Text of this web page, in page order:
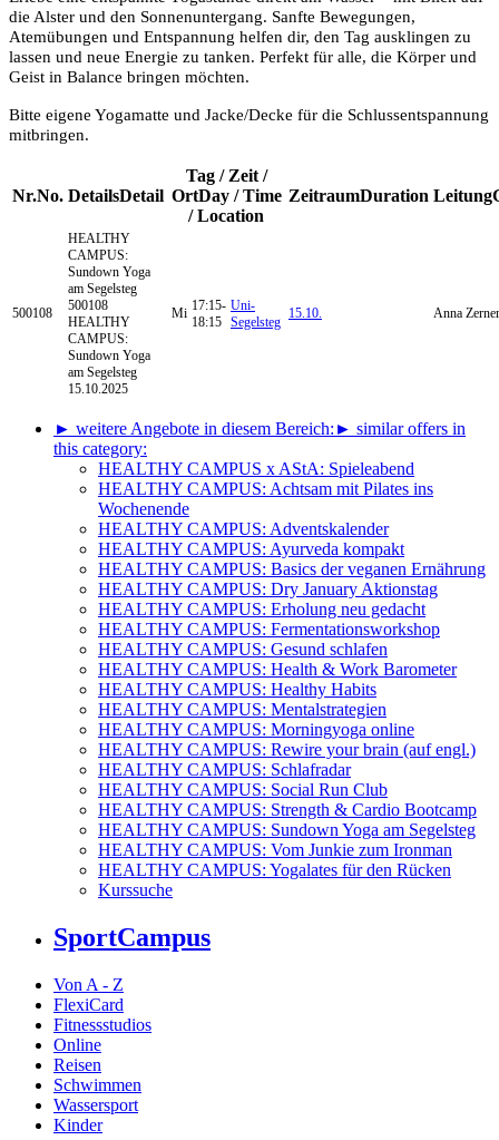
die Alster und den Sonnenuntergang. Sanfte Bewegungen,
Atemübungen und Entspannung helfen dir, den Tag ausklingen zu
lassen und neue Energie zu tanken. Perfekt für alle, die Körper und
Geist in Balance bringen möchten.
Bitte eigene Yogamatte und Jacke/Decke für die Schlussentspannung
mitbringen.
Nr.No. DetailsDetail
Tag / Zeit /
OrtDay / Time
/ Location
ZeitraumDuration Leitung
500108
HEALTHY
CAMPUS:
Sundown Yoga
am Segelsteg
500108
HEALTHY
CAMPUS:
Sundown Yoga
am Segelsteg
15.10.2025
Mi 17:15-
18:15
Uni-
Segelsteg
15.10. Anna Zerner
► weitere Angebote in diesem Bereich: ► similar offers in
this category:
HEALTHY CAMPUS x AStA: Spieleabend
HEALTHY CAMPUS: Achtsam mit Pilates ins
Wochenende
HEALTHY CAMPUS: Adventskalender
HEALTHY CAMPUS: Ayurveda kompakt
HEALTHY CAMPUS: Basics der veganen Ernährung
HEALTHY CAMPUS: Dry January Aktionstag
HEALTHY CAMPUS: Erholung neu gedacht
HEALTHY CAMPUS: Fermentationsworkshop
HEALTHY CAMPUS: Gesund schlafen
HEALTHY CAMPUS: Health & Work Barometer
HEALTHY CAMPUS: Healthy Habits
HEALTHY CAMPUS: Mentalstrategien
HEALTHY CAMPUS: Morningyoga online
HEALTHY CAMPUS: Rewire your brain (auf engl.)
HEALTHY CAMPUS: Schlafradar
HEALTHY CAMPUS: Social Run Club
HEALTHY CAMPUS: Strength & Cardio Bootcamp
HEALTHY CAMPUS: Sundown Yoga am Segelsteg
HEALTHY CAMPUS: Vom Junkie zum Ironman
HEALTHY CAMPUS: Yogalates für den Rücken
Kurssuche
SportCampus
Von A - Z
FlexiCard
Fitnessstudios
Online
Reisen
Schwimmen
Wassersport
Kinder